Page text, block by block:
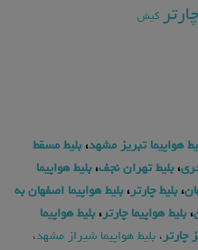
چارتر کیش
هواپیما تبریز مشهد،بلیط مسقط
،بلیط تهران نجف،بلیط هواپیما
،بلیط چارتر ،بلیط هواپیما اصفهان به
،بلیط هواپیما چارتر ،بلیط هواپیما
چارتر ، بلیط هواپیما شیراز مشهد،